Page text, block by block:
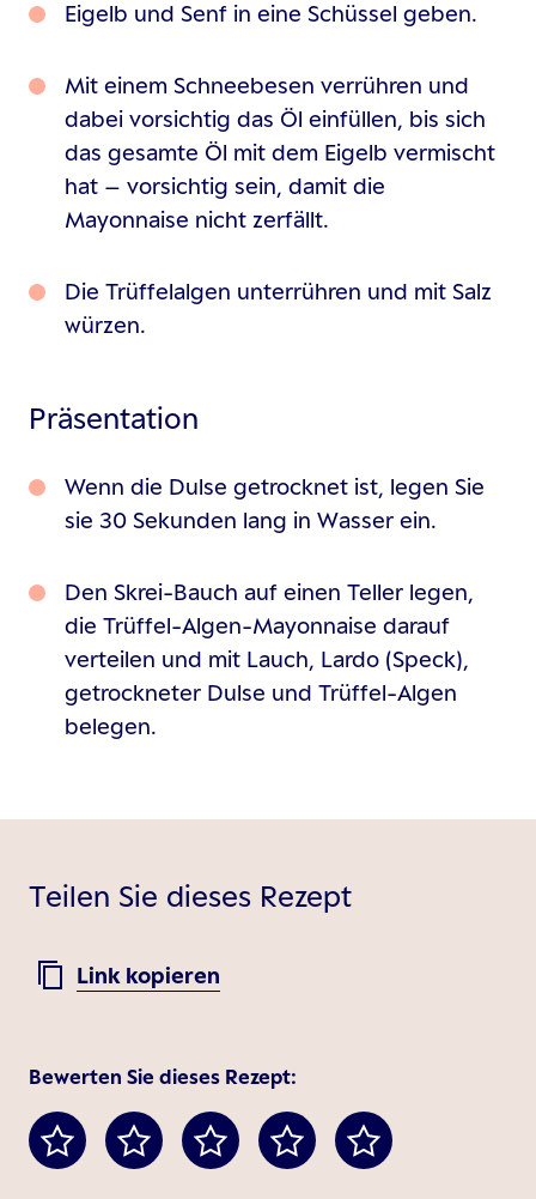
Eigelb und Senf in eine Schüssel geben.
Mit einem Schneebesen verrühren und
dabei vorsichtig das Öl einfüllen, bis sich
das gesamte Öl mit dem Eigelb vermischt
hat – vorsichtig sein, damit die
Mayonnaise nicht zerfällt.
Die Trüffelalgen unterrühren und mit Salz
würzen.
Präsentation
Wenn die Dulse getrocknet ist, legen Sie
sie 30 Sekunden lang in Wasser ein.
Den Skrei-Bauch auf einen Teller legen,
die Trüffel-Algen-Mayonnaise darauf
verteilen und mit Lauch, Lardo (Speck),
getrockneter Dulse und Trüffel-Algen
belegen.
Teilen Sie dieses Rezept
Link kopieren
Bewerten Sie dieses Rezept: